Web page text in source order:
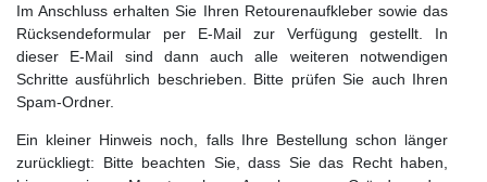
Im Anschluss erhalten Sie Ihren Retourenaufkleber sowie das
Rücksendeformular per E-Mail zur Verfügung gestellt. In
dieser E-Mail sind dann auch alle weiteren notwendigen
Schritte ausführlich beschrieben. Bitte prüfen Sie auch Ihren
Spam-Ordner.
Ein kleiner Hinweis noch, falls Ihre Bestellung schon länger
zurückliegt: Bitte beachten Sie, dass Sie das Recht haben,